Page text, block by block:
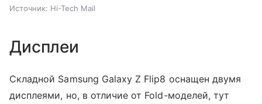
Источник: Hi-Tech Mail
Дисплеи
Складной Samsung Galaxy Z Flip8 оснащен двумя
дисплеями, но, в отличие от Fold-моделей, тут